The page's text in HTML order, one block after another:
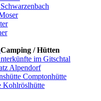
Camping / Hütten
im Gitschtal
Alpendorf
Comptonhütte
Kohlröslhütte